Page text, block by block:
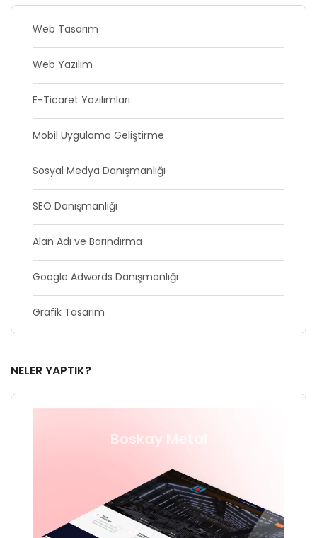
Web Tasarım
Web Yazılım
E-Ticaret Yazılımları
Mobil Uygulama Geliştirme
Sosyal Medya Danışmanlığı
SEO Danışmanlığı
Alan Adı ve Barındırma
Google Adwords Danışmanlığı
Grafik Tasarım
NELER YAPTIK?
Boskay Metal